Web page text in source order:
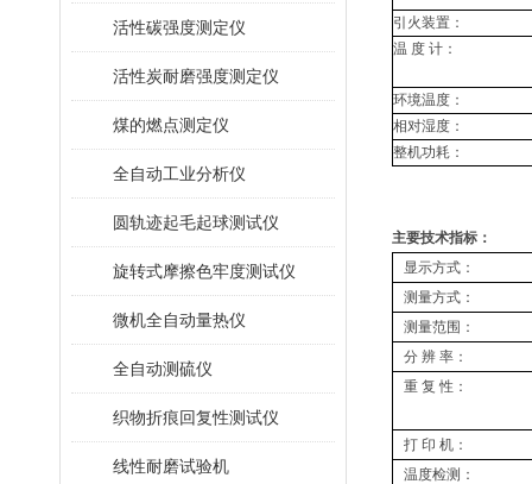
活性碳强度测定仪
活性炭耐磨强度测定仪
煤的燃点测定仪
全自动工业分析仪
圆轨迹起毛起球测试仪
旋转式摩擦色牢度测试仪
微机全自动量热仪
全自动测硫仪
织物折痕回复性测试仪
线性耐磨试验机
引火装置：
温 度 计：
环境温度：
相对湿度：
整机功耗：
主要技术指标：
显示方式：
测量方式：
测量范围：
分 辨 率：
重 复 性：
打 印 机：
温度检测：